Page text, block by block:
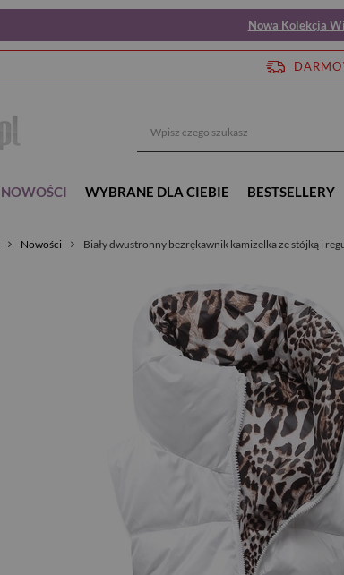
Nowa Kolekcja
NOWOŚCI WYBRANE DLA CIEBIE BESTSELLERY
Nowości Biały dwustronny bezrękawnik kamizelka ze stójką i